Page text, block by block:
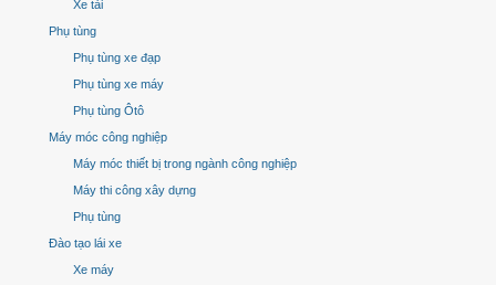
Xe tải
Phụ tùng
Phụ tùng xe đạp
Phụ tùng xe máy
Phụ tùng Ôtô
Máy móc công nghiệp
Máy móc thiết bị trong ngành công nghiệp
Máy thi công xây dựng
Phụ tùng
Đào tạo lái xe
Xe máy